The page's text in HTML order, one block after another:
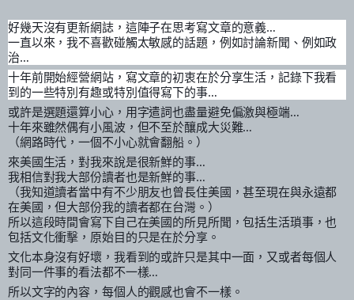
好幾天沒有更新網誌，這陣子在思考寫文章的意義…
一直以來，我不喜歡碰觸太敏感的話題，例如討論新聞、例如政
治…
十年前開始經營網站，寫文章的初衷在於分享生活，記錄下我看
到的一些特別有趣或特別值得寫下的事…
或許是選題還算小心，用字遣詞也盡量避免偏激與極端…
十年來雖然偶有小風波，但不至於釀成大災難…
（網路時代，一個不小心就會翻船。）
來美國生活，對我來說是很新鮮的事…
我相信對我大部份讀者也是新鮮的事…
（我知道讀者當中有不少朋友也曾長住美國，甚至現在與永遠都
在美國，但大部份我的讀者都在台灣。）
所以這段時間會寫下自己在美國的所見所聞，包括生活瑣事，也
包括文化衝擊，原始目的只是在於分享。
文化本身沒有好壞，我看到的或許只是其中一面，又或者每個人
對同一件事的看法都不一樣…
所以文字的內容，每個人的觀感也會不一樣。